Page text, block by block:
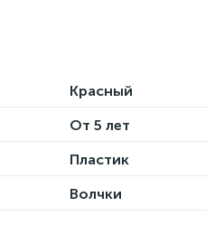
Красный
От 5 лет
Пластик
Волчки